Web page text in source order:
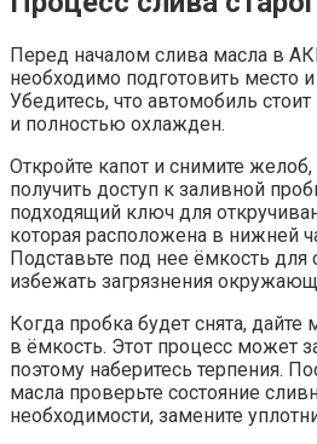
Перед началом слива масла в
необходимо подготовить место
Убедитесь, что автомобиль
и полностью охлажден.
Откройте капот и снимите
получить доступ к заливной
подходящий ключ для
которая расположена в нижней
Подставьте под нее ёмкость для
избежать загрязнения
Когда пробка будет снята, дайте
в ёмкость. Этот процесс может
поэтому наберитесь терпения.
масла проверьте состояние
необходимости, замените